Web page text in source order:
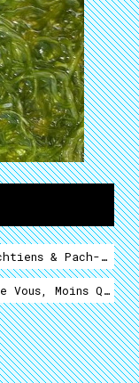
& Pach-Pis
Vous, Moins Que